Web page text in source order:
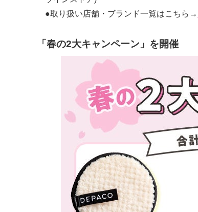
●取り扱い店舗・ブランド一覧はこちら→
「春の2大キャンペーン」 を開催